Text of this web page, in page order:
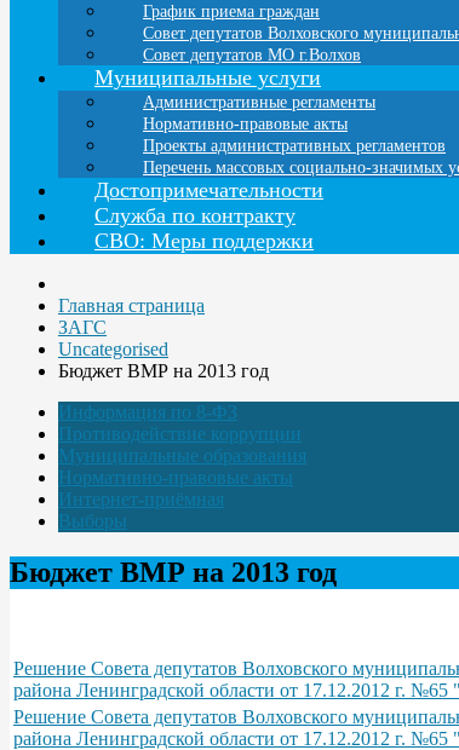
График приема граждан
Совет депутатов Волховского
Совет депутатов МО г.Волхов
Муниципальные услуги
Административные регламенты
Нормативно-правовые акты
Проекты административных регламентов
Перечень массовых социально-значимых
Достопримечательности
Служба по контракту
СВО: Меры поддержки
Главная страница
ЗАГС
Uncategorised
Бюджет ВМР на 2013 год
Информация по 8-ФЗ
Противодействие коррупции
Муниципальные образования
Нормативно-правовые акты
Интернет-приёмная
Выборы
Бюджет ВМР на 2013 год
Решение Совета депутатов Волховского
района Ленинградской области от 17.12.2012 г.
Решение Совета депутатов Волховского
района Ленинградской области от 17.12.2012 г.